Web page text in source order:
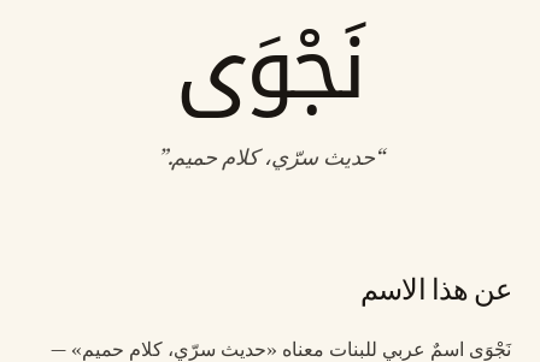
نَجْوَى
“حديث سرّي، كلام حميم.”
عن هذا الاسم
نَجْوَى اسمٌ عربي للبنات معناه «حديث سرّي، كلام حميم» —